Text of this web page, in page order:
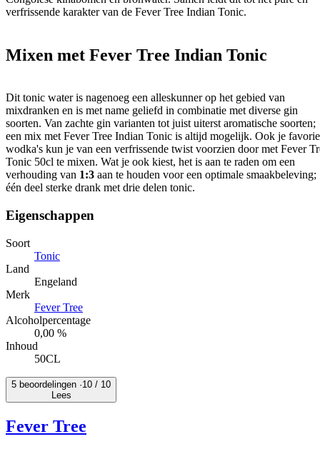
verfrissende karakter van de Fever Tree Indian Tonic.
Mixen met Fever Tree Indian Tonic
Dit tonic water is nagenoeg een alleskunner op het gebied van
mixdranken en is met name geliefd in combinatie met diverse gin
soorten. Van zachte gin varianten tot juist uiterst aromatische soorten;
een mix met Fever Tree Indian Tonic is altijd mogelijk. Ook je
wodka's kun je van een verfrissende twist voorzien door met Fever
Tonic 50cl te mixen. Wat je ook kiest, het is aan te raden om een
verhouding van 1:3 aan te houden voor een optimale smaakbeleving;
één deel sterke drank met drie delen tonic.
Eigenschappen
Soort
Tonic
Land
Engeland
Merk
Fever Tree
Alcoholpercentage
0,00 %
Inhoud
50CL
5 beoordelingen ·10 / 10
Lees
Fever Tree